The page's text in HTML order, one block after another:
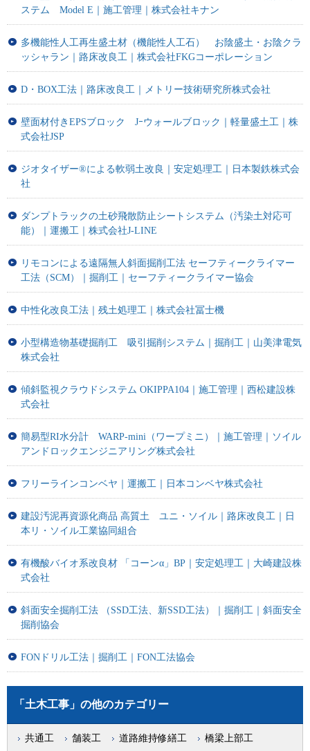
ステム Model E｜施工管理｜株式会社キナン
多機能性人工再生盛土材（機能性人工石） お陰盛土・お陰クラ
ッシャラン｜路床改良工｜株式会社FKGコーポレーション
D・BOX工法｜路床改良工｜メトリー技術研究所株式会社
壁面材付きEPSブロック Jｰウォールブロック｜軽量盛土工｜株
式会社JSP
ジオタイザー®による軟弱土改良｜安定処理工｜日本製鉄株式会
社
ダンプトラックの土砂飛散防止シートシステム（汚染土対応可
能）｜運搬工｜株式会社J-LINE
リモコンによる遠隔無人斜面掘削工法 セーフティークライマー
工法（SCM）｜掘削工｜セーフティークライマー協会
中性化改良工法｜残土処理工｜株式会社冨士機
小型構造物基礎掘削工 吸引掘削システム｜掘削工｜山美津電気
株式会社
傾斜監視クラウドシステム OKIPPA104｜施工管理｜西松建設株
式会社
簡易型RI水分計 WARP-mini（ワープミニ）｜施工管理｜ソイル
アンドロックエンジニアリング株式会社
フリーラインコンベヤ｜運搬工｜日本コンベヤ株式会社
建設汚泥再資源化商品 高質土 ユニ・ソイル｜路床改良工｜日
本リ・ソイル工業協同組合
有機酸バイオ系改良材 「コーンα」BP｜安定処理工｜大崎建設株
式会社
斜面安全掘削工法 （SSD工法、新SSD工法）｜掘削工｜斜面安全
掘削協会
FONドリル工法｜掘削工｜FON工法協会
「土木工事」の他のカテゴリー
共通工 舗装工 道路維持修繕工 橋梁上部工